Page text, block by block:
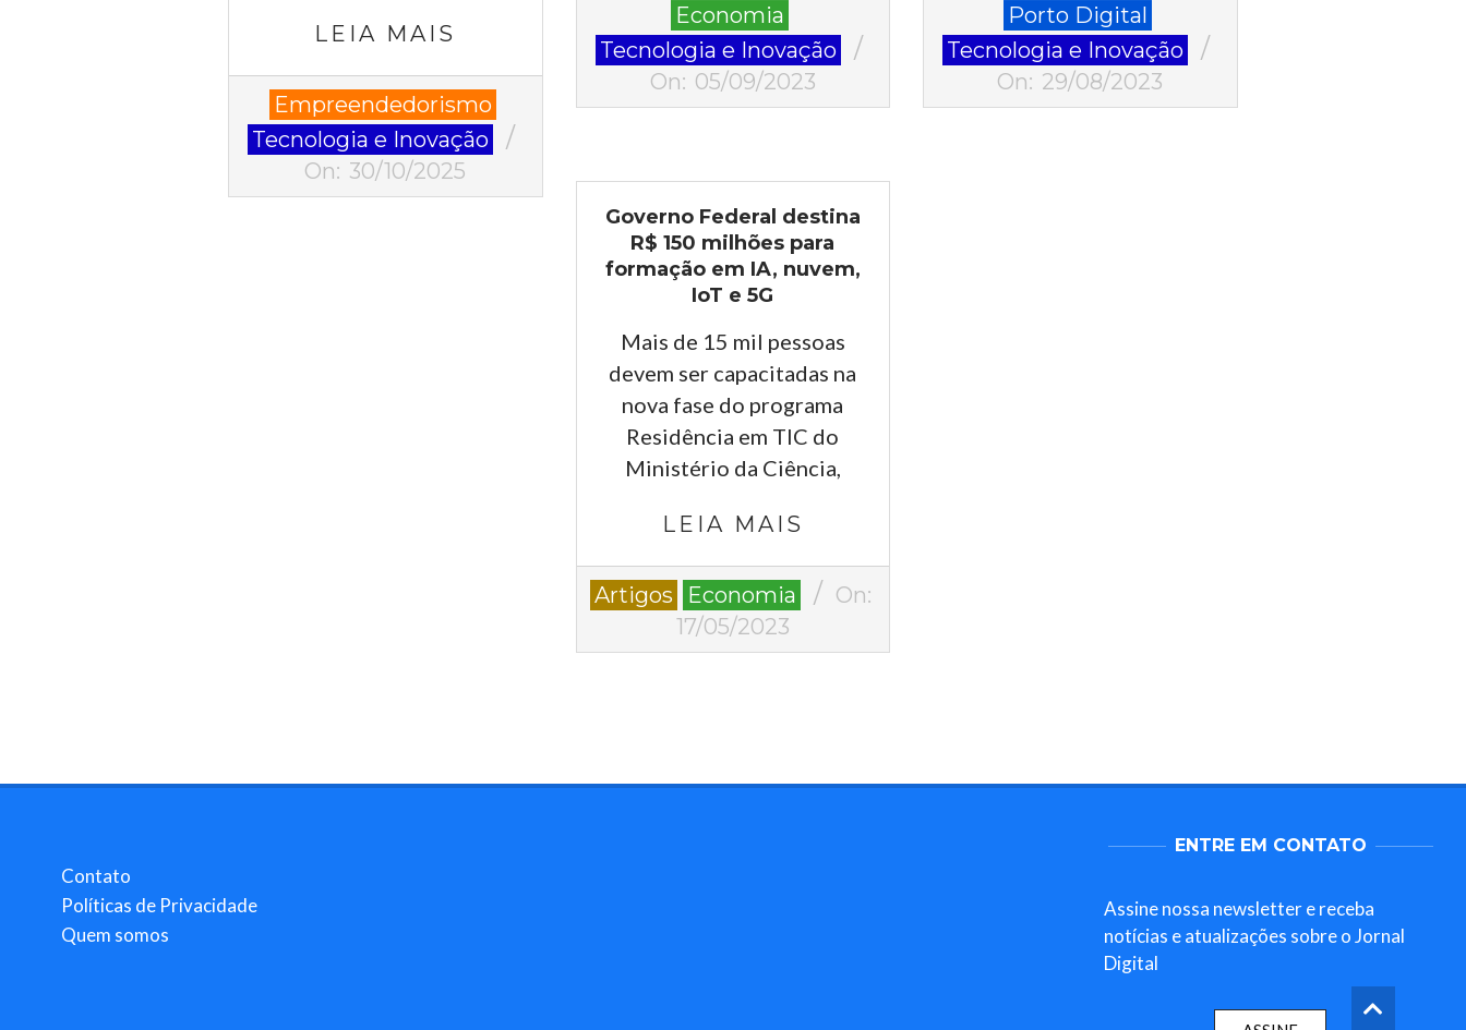
LEIA MAIS
2025-
10-
30
Empreendedorismo
Tecnologia e Inovação
On: 30/10/2025
09-
05
Economia
Tecnologia e Inovação
On: 05/09/2023
08-
29
Porto Digital
Tecnologia e Inovação
On: 29/08/2023
Governo Federal destina
R$ 150 milhões para
formação em IA, nuvem,
IoT e 5G
Mais de 15 mil pessoas
devem ser capacitadas na
nova fase do programa
Residência em TIC do
Ministério da Ciência,
LEIA MAIS
2023-
05-
Artigos Economia
On:
17/05/2023
Contato
Políticas de Privacidade
Quem somos
ENTRE EM CONTATO
Assine nossa newsletter e receba
notícias e atualizações sobre o Jornal
Digital